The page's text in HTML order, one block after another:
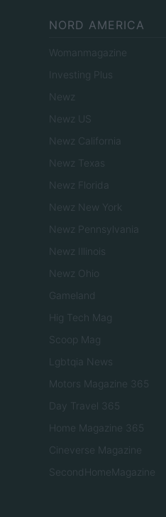
NORD AMERICA
Womanmagazine
Investing Plus
Newz
Newz US
Newz California
Newz Texas
Newz Florida
Newz New York
Newz Pennsylvania
Newz Illinois
Newz Ohio
Gameland
Hig Tech Mag
Scoop Mag
Lgbtqia News
Motors Magazine 365
Day Travel 365
Home Magazine 365
Cineverse Magazine
SecondHomeMagazine